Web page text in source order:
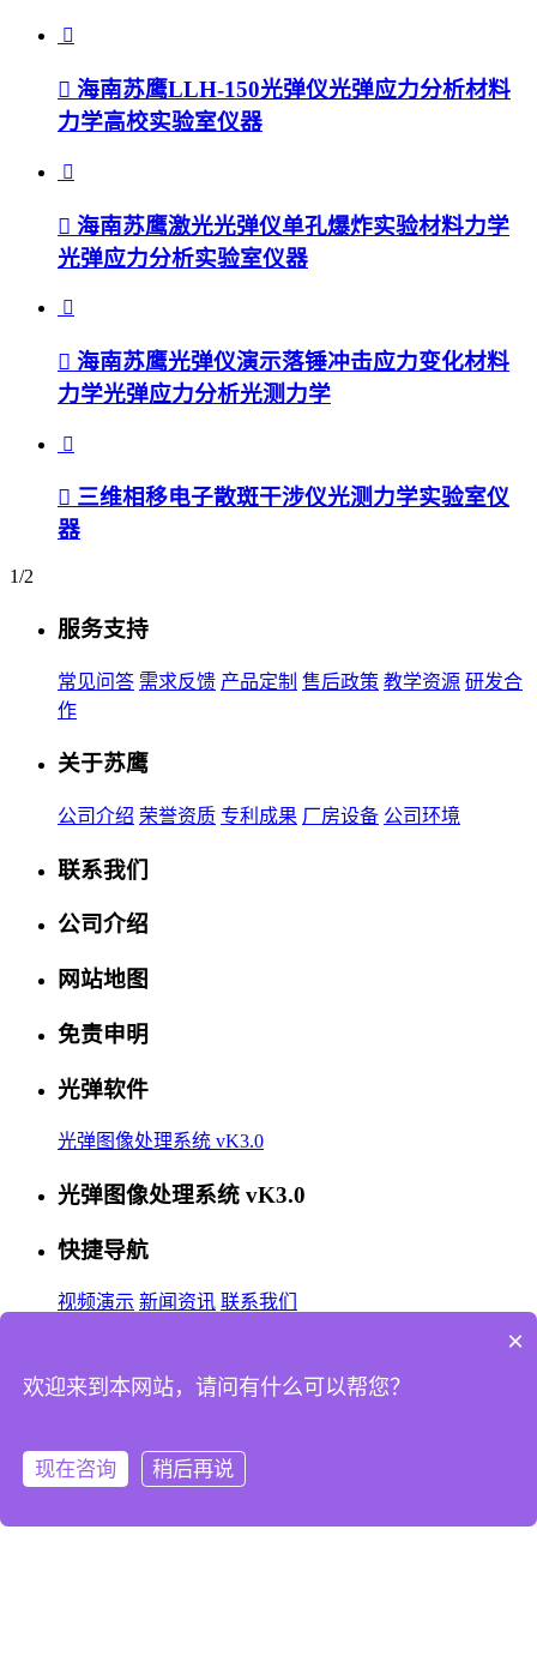
海南苏鹰LLH-150光弹仪光弹应力分析材料
力学高校实验室仪器
海南苏鹰激光光弹仪单孔爆炸实验材料力学
光弹应力分析实验室仪器
海南苏鹰光弹仪演示落锤冲击应力变化材料
力学光弹应力分析光测力学
三维相移电子散斑干涉仪光测力学实验室仪
器
1/2
服务支持
常见问答 需求反馈 产品定制 售后政策 教学资源 研发合
作
关于苏鹰
公司介绍 荣誉资质 专利成果 厂房设备 公司环境
联系我们
公司介绍
网站地图
免责申明
光弹软件
光弹图像处理系统 vK3.0
光弹图像处理系统 vK3.0
快捷导航
视频演示 新闻资讯 联系我们
关注我们
×
欢迎来到本网站，请问有什么可以帮您？
现在咨询 稍后再说